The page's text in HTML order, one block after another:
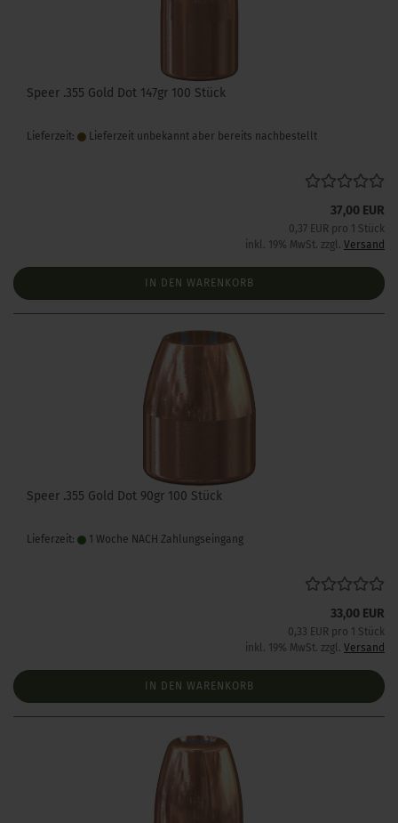
Speer .355 Gold Dot 147gr 100 Stück
Lieferzeit: Lieferzeit unbekannt aber bereits nachbestellt
37,00 EUR
0,37 EUR pro 1 Stück
inkl. 19% MwSt. zzgl. Versand
IN DEN WARENKORB
Speer .355 Gold Dot 90gr 100 Stück
Lieferzeit: 1 Woche NACH Zahlungseingang
33,00 EUR
0,33 EUR pro 1 Stück
inkl. 19% MwSt. zzgl. Versand
IN DEN WARENKORB